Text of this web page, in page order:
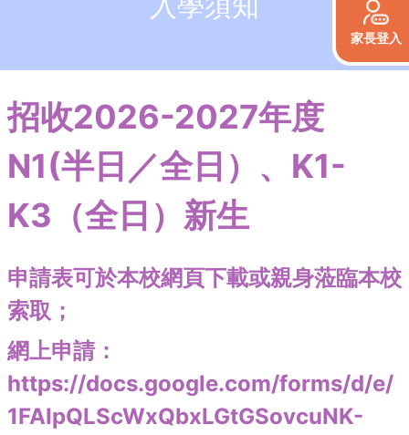
家長登入
招收2026-2027年度
N1(半日／全日）、K1-
K3（全日）新生
申請表可於本校網頁下載或親身蒞臨本校
索取；
網上申請：
https://docs.google.com/forms/d/e/
1FAIpQLScWxQbxLGtGSovcuNK-